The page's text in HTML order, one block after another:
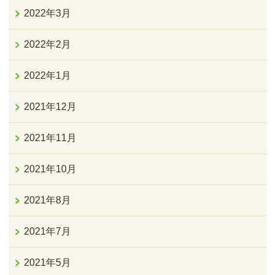
2022年3月
2022年2月
2022年1月
2021年12月
2021年11月
2021年10月
2021年8月
2021年7月
2021年5月